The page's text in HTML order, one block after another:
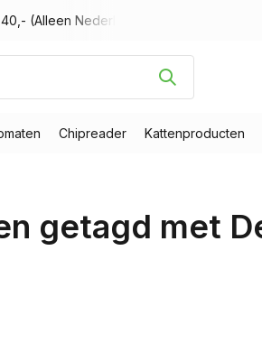
(Alleen Nederland)
Chipreader Kattenproducten
getagd met